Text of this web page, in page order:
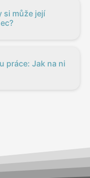
si může její
práce: Jak na ni